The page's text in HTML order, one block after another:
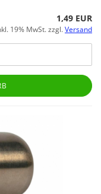
1,49 EUR
19% MwSt. zzgl.Versand